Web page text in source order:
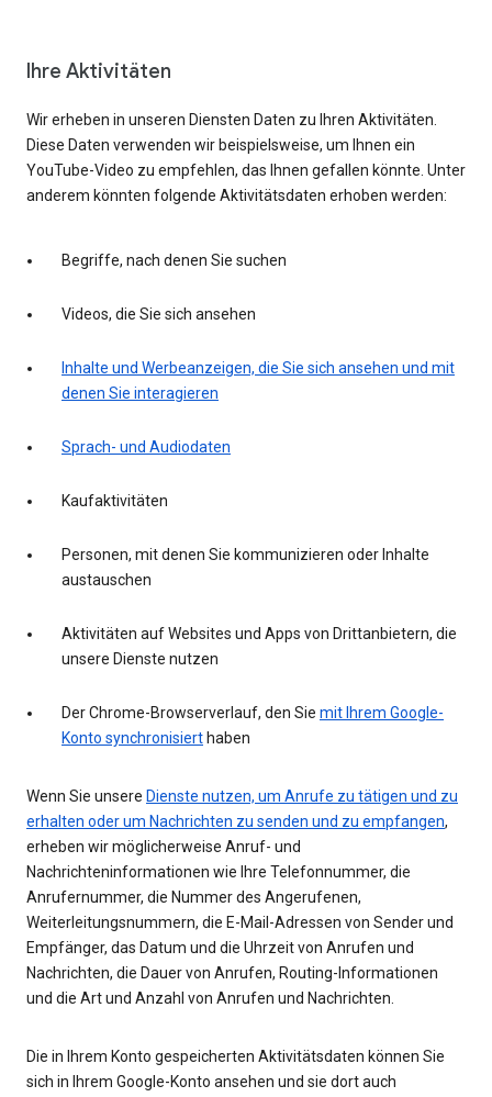
Ihre Aktivitäten
Wir erheben in unseren Diensten Daten zu Ihren Aktivitäten.
Diese Daten verwenden wir beispielsweise, um Ihnen ein
YouTube-Video zu empfehlen, das Ihnen gefallen könnte. Unter
anderem könnten folgende Aktivitätsdaten erhoben werden:
Begriffe, nach denen Sie suchen
Videos, die Sie sich ansehen
Inhalte und Werbeanzeigen, die Sie sich ansehen und mit
denen Sie interagieren
Sprach- und Audiodaten
Kaufaktivitäten
Personen, mit denen Sie kommunizieren oder Inhalte
austauschen
Aktivitäten auf Websites und Apps von Drittanbietern, die
unsere Dienste nutzen
Der Chrome-Browserverlauf, den Sie mit Ihrem Google-
Konto synchronisiert haben
Wenn Sie unsere Dienste nutzen, um Anrufe zu tätigen und zu
erhalten oder um Nachrichten zu senden und zu empfangen,
erheben wir möglicherweise Anruf- und
Nachrichteninformationen wie Ihre Telefonnummer, die
Anrufernummer, die Nummer des Angerufenen,
Weiterleitungsnummern, die E-Mail-Adressen von Sender und
Empfänger, das Datum und die Uhrzeit von Anrufen und
Nachrichten, die Dauer von Anrufen, Routing-Informationen
und die Art und Anzahl von Anrufen und Nachrichten.
Die in Ihrem Konto gespeicherten Aktivitätsdaten können Sie
sich in Ihrem Google-Konto ansehen und sie dort auch